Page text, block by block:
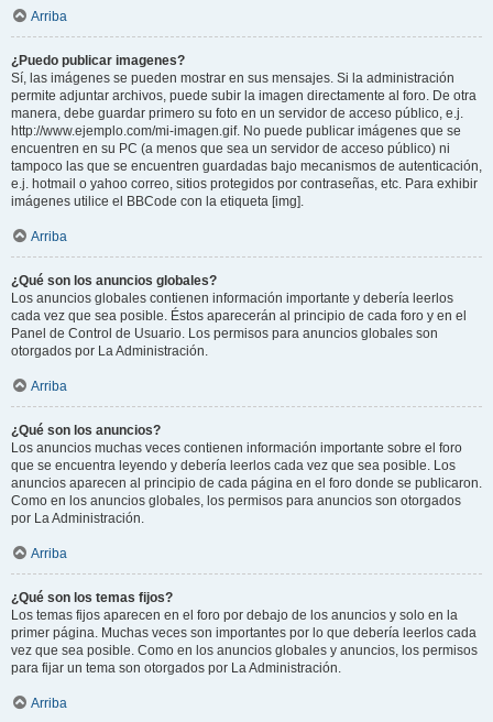
Arriba
¿Puedo publicar imagenes?
Sí, las imágenes se pueden mostrar en sus mensajes. Si la administración
permite adjuntar archivos, puede subir la imagen directamente al foro. De otra
manera, debe guardar primero su foto en un servidor de acceso público, e.j.
http://www.ejemplo.com/mi-imagen.gif. No puede publicar imágenes que se
encuentren en su PC (a menos que sea un servidor de acceso público) ni
tampoco las que se encuentren guardadas bajo mecanismos de autenticación,
e.j. hotmail o yahoo correo, sitios protegidos por contraseñas, etc. Para exhibir
imágenes utilice el BBCode con la etiqueta [img].
Arriba
¿Qué son los anuncios globales?
Los anuncios globales contienen información importante y debería leerlos
cada vez que sea posible. Éstos aparecerán al principio de cada foro y en el
Panel de Control de Usuario. Los permisos para anuncios globales son
otorgados por La Administración.
Arriba
¿Qué son los anuncios?
Los anuncios muchas veces contienen información importante sobre el foro
que se encuentra leyendo y debería leerlos cada vez que sea posible. Los
anuncios aparecen al principio de cada página en el foro donde se publicaron.
Como en los anuncios globales, los permisos para anuncios son otorgados
por La Administración.
Arriba
¿Qué son los temas fijos?
Los temas fijos aparecen en el foro por debajo de los anuncios y solo en la
primer página. Muchas veces son importantes por lo que debería leerlos cada
vez que sea posible. Como en los anuncios globales y anuncios, los permisos
para fijar un tema son otorgados por La Administración.
Arriba